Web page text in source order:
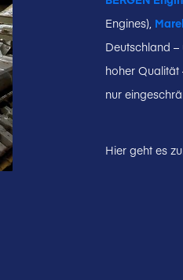
Engines),
Deutschland
hoher
nur
Hier geht es